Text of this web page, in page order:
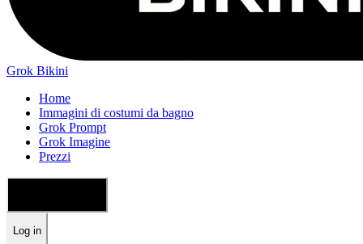
Grok Bikini
Home
Immagini di costumi da bagno
Grok Prompt
Grok Imagine
Prezzi
Log in